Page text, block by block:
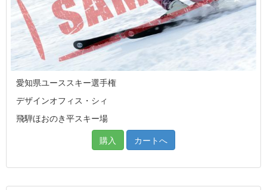
愛知県ユーススキー選手権
デザインオフィス・シィ
飛騨ほおのき平スキー場
購入
カートへ